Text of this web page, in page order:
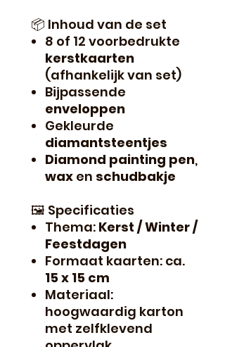
📦 Inhoud van de set
8 of 12 voorbedrukte
kerstkaarten
(afhankelijk van set)
Bijpassende
enveloppen
Gekleurde
diamantsteentjes
Diamond painting pen,
wax en schudbakje
🖼️ Specificaties
Thema: Kerst / Winter /
Feestdagen
Formaat kaarten: ca.
15 x 15 cm
Materiaal:
hoogwaardig karton
met zelfklevend